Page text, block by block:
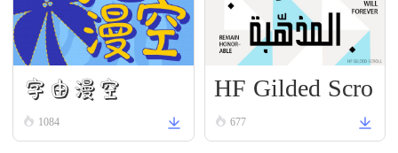
字由漫空
1084
HF Gilded Scro
ll 677